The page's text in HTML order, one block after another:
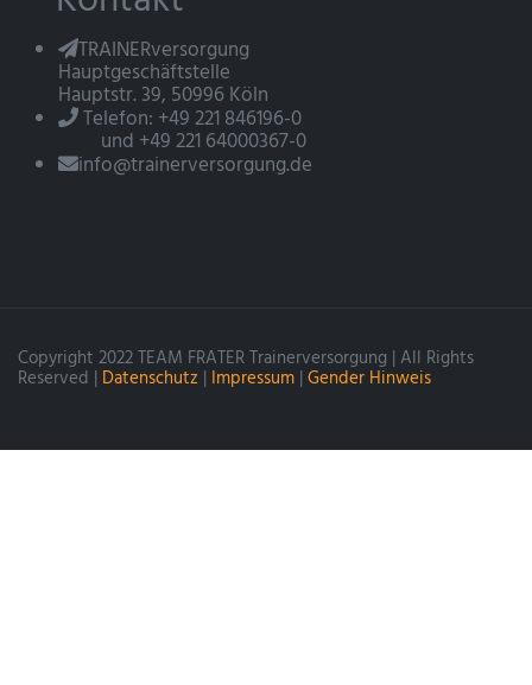
TRAINERversorgung
Hauptgeschäftstelle
Hauptstr. 39, 50996 Köln
Telefon: +49 221 846196-0
und +49 221 64000367-0
info@trainerversorgung.de
Copyright 2022 TEAM FRATER Trainerversorgung | All Rights
Reserved | Datenschutz | Impressum | Gender Hinweis